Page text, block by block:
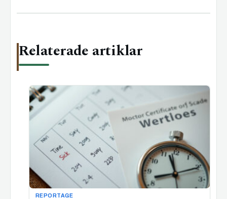
Relaterade artiklar
REPORTAGE